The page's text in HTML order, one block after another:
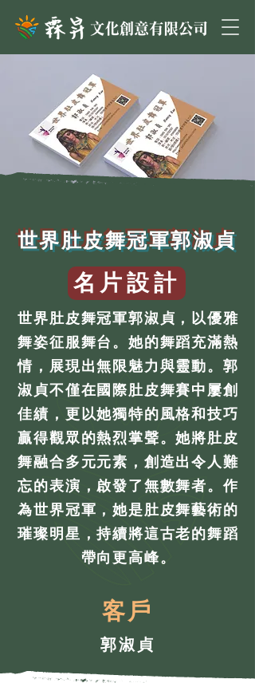
世界肚皮舞冠軍郭淑貞
名片設計
世界肚皮舞冠軍郭淑貞，以優雅
舞姿征服舞台。她的舞蹈充滿熱
情，展現出無限魅力與靈動。郭
淑貞不僅在國際肚皮舞賽中屢創
佳績，更以她獨特的風格和技巧
贏得觀眾的熱烈掌聲。她將肚皮
舞融合多元元素，創造出令人難
忘的表演，啟發了無數舞者。作
為世界冠軍，她是肚皮舞藝術的
璀璨明星，持續將這古老的舞蹈
帶向更高峰。
客戶
郭淑貞